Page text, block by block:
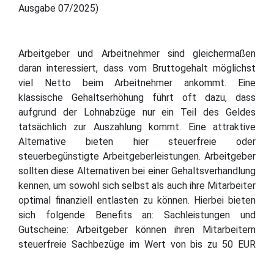
Ausgabe 07/2025)
Arbeitgeber und Arbeitnehmer sind gleichermaßen
daran interessiert, dass vom Bruttogehalt möglichst
viel Netto beim Arbeitnehmer ankommt. Eine
klassische Gehaltserhöhung führt oft dazu, dass
aufgrund der Lohnabzüge nur ein Teil des Geldes
tatsächlich zur Auszahlung kommt. Eine attraktive
Alternative bieten hier steuerfreie oder
steuerbegünstigte Arbeitgeberleistungen. Arbeitgeber
sollten diese Alternativen bei einer Gehaltsverhandlung
kennen, um sowohl sich selbst als auch ihre Mitarbeiter
optimal finanziell entlasten zu können. Hierbei bieten
sich folgende Benefits an: Sachleistungen und
Gutscheine: Arbeitgeber können ihren Mitarbeitern
steuerfreie Sachbezüge im Wert von bis zu 50 EUR